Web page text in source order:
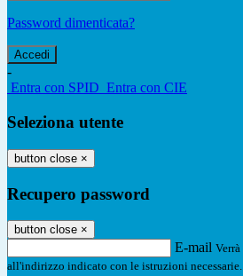
Password dimenticata?
-
Entra con SPID Entra con CIE
Seleziona utente
button close ×
Recupero password
button close ×
E-mail
all'indirizzo indicato con le istruzioni necessarie.